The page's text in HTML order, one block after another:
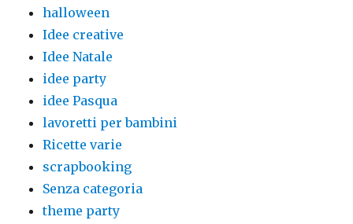
halloween
Idee creative
Idee Natale
idee party
idee Pasqua
lavoretti per bambini
Ricette varie
scrapbooking
Senza categoria
theme party